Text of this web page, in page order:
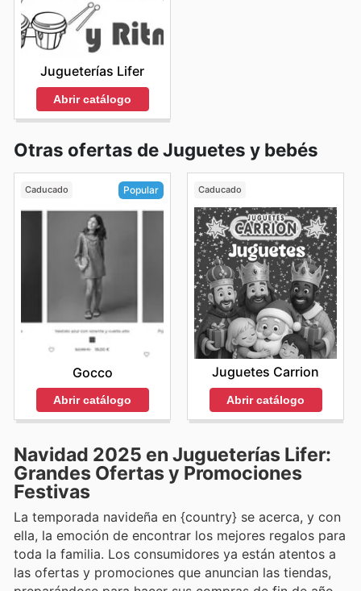
Jugueterías Lifer
Abrir catálogo
Otras ofertas de Juguetes y bebés
Caducado Popular
Gocco
Abrir catálogo
Caducado
Juguetes Carrion
Abrir catálogo
Navidad 2025 en Jugueterías Lifer:
Grandes Ofertas y Promociones
Festivas
La temporada navideña en {country} se acerca, y con
ella, la emoción de encontrar los mejores regalos para
toda la familia. Los consumidores ya están atentos a
las ofertas y promociones que anuncian las tiendas,